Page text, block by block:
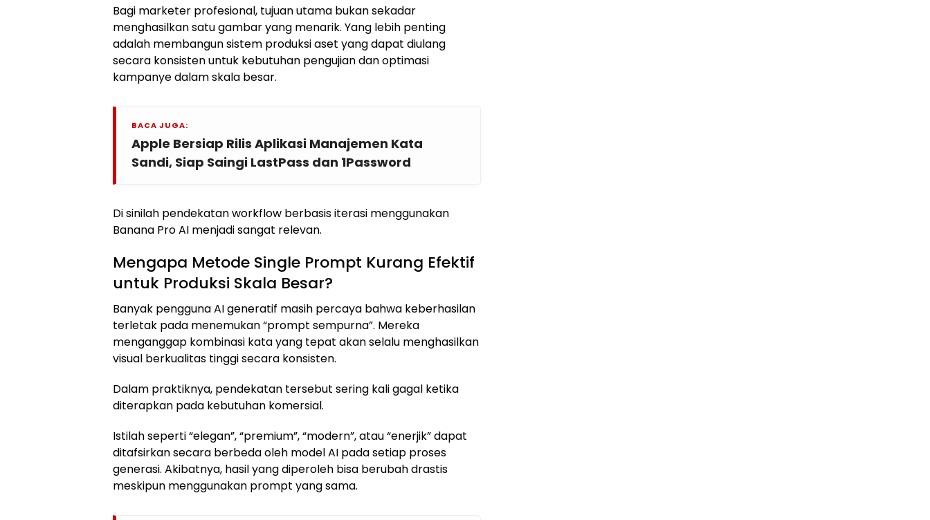
Bagi marketer profesional, tujuan utama bukan sekadar
menghasilkan satu gambar yang menarik. Yang lebih penting
adalah membangun sistem produksi aset yang dapat diulang
secara konsisten untuk kebutuhan pengujian dan optimasi
kampanye dalam skala besar.
BACA JUGA:
Apple Bersiap Rilis Aplikasi Manajemen Kata
Sandi, Siap Saingi LastPass dan 1Password
Di sinilah pendekatan workflow berbasis iterasi menggunakan
Banana Pro AI menjadi sangat relevan.
Mengapa Metode Single Prompt Kurang Efektif
untuk Produksi Skala Besar?
Banyak pengguna AI generatif masih percaya bahwa keberhasilan
terletak pada menemukan “prompt sempurna”. Mereka
menganggap kombinasi kata yang tepat akan selalu menghasilkan
visual berkualitas tinggi secara konsisten.
Dalam praktiknya, pendekatan tersebut sering kali gagal ketika
diterapkan pada kebutuhan komersial.
Istilah seperti “elegan”, “premium”, “modern”, atau “enerjik” dapat
ditafsirkan secara berbeda oleh model AI pada setiap proses
generasi. Akibatnya, hasil yang diperoleh bisa berubah drastis
meskipun menggunakan prompt yang sama.